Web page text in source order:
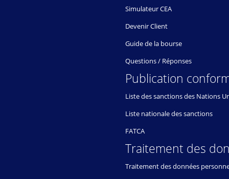
Simulateur CEA
Devenir Client
Guide de la bourse
Questions / Réponses
Publication
Liste des sanctions des Nations
Liste nationale des sanctions
FATCA
Traitement des
Traitement des données